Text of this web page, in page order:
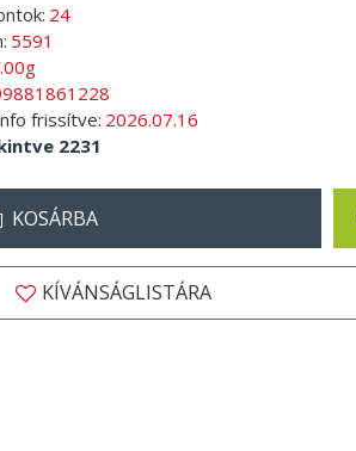
24
5591
frissítve: 2026.07.16
2231
KOSÁRBA
KÍVÁNSÁGLISTÁRA